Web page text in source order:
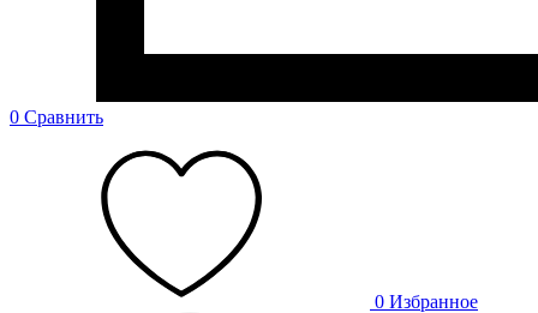
0 Сравнить
0 Избранное